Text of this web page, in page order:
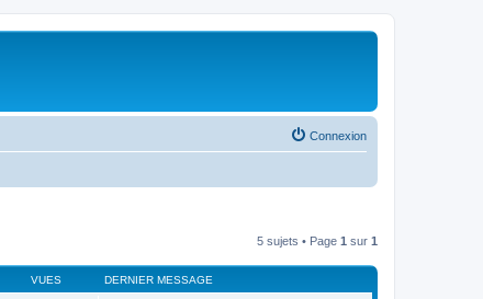
Connexion
5 sujets • Page 1 sur 1
VUES DERNIER MESSAGE